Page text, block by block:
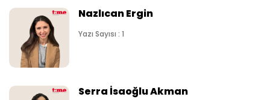
Nazlıcan Ergin
Yazı Sayısı : 1
Serra İsaoğlu Akman